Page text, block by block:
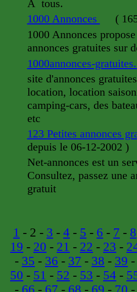
Ã tous.
1000 Annonces
(
1000 Annonces
annonces gratuites sur
1000annonces-
site d'annonces
location, location
camping-cars, des
etc
123 Petites annonces
depuis le 06-12-2002 )
Net-annonces est un
Consultez, passez une
gratuit
1 - 2 - 3 - 4 - 5 - 6 - 7 - 8
19 - 20 - 21 - 22 - 23 -
- 35 - 36 - 37 - 38 - 39
50 - 51 - 52 - 53 - 54 -
- 66 - 67 - 68 - 69 - 70